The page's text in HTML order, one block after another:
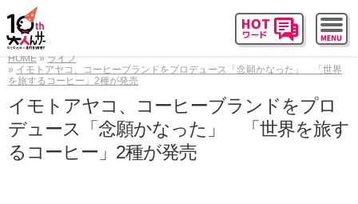
HOME
ライフ
イモトアヤコ、コーヒーブランドをプロデュース「念願かなった」 「世界
を旅するコーヒー」2種が発売
イモトアヤコ、コーヒーブランドをプロ
デュース「念願かなった」 「世界を旅す
るコーヒー」2種が発売